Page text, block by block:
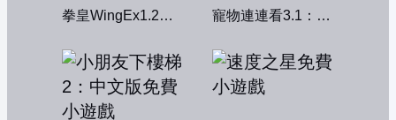
拳皇WingEx1.2雙人版 寵物連連看3.1：共享版